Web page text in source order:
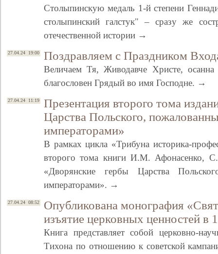
Столыпинскую медаль 1-й степени
столыпинский галстук" – сразу же
отечественной истории →
27.04.24 19:00 Поздравляем с Праздником
Величаем Тя, Живодавче Христе,
благословен Грядый во имя Господне. →
27.04.24 11:19
Презентация второго тома
Царства Польского,
императорами»
В рамках цикла «Трибуна историка-
второго тома книги И.М. Афонасенко,
«Дворянские гербы Царства
императорами». →
27.04.24 08:52
Опубликована монография
изъятие церковных ценностей в
Книга представляет собой церковно-
Тихона по отношению к советской